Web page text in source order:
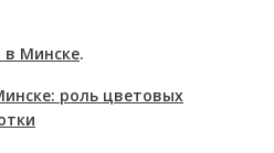
в Минске.
роль цветовых